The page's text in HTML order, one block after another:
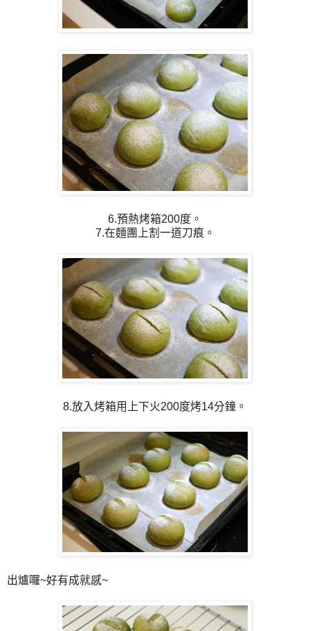
6.預熱烤箱200度。
7.在麵團上割一道刀痕。
8.放入烤箱用上下火200度烤14分鐘。
出爐囉~好有成就感~